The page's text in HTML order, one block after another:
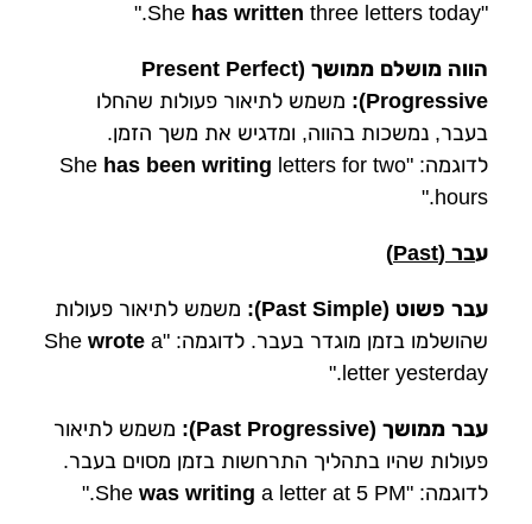
"She
has written three letters today."
הווה מושלם ממושך (Present Perfect
Progressive):
משמש לתיאור פעולות שהחלו
בעבר, נמשכות בהווה, ומדגיש את משך הזמן.
לדוגמה: "She
has been writing letters for two
hours."
עבר (Past)
עבר פשוט (Past Simple):
משמש לתיאור פעולות
שהושלמו בזמן מוגדר בעבר. לדוגמה: "She
wrote a
letter yesterday."
עבר ממושך (Past Progressive):
משמש לתיאור
פעולות שהיו בתהליך התרחשות בזמן מסוים בעבר.
לדוגמה: "She
was writing a letter at 5 PM."